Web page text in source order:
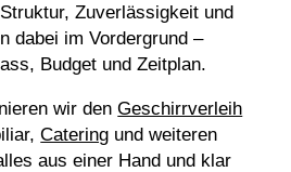
Zuverlässigkeit und
dabei im Vordergrund –
Budget und Zeitplan.
wir denGeschirrverleih
Catering und weiteren
aus einer Hand und klar